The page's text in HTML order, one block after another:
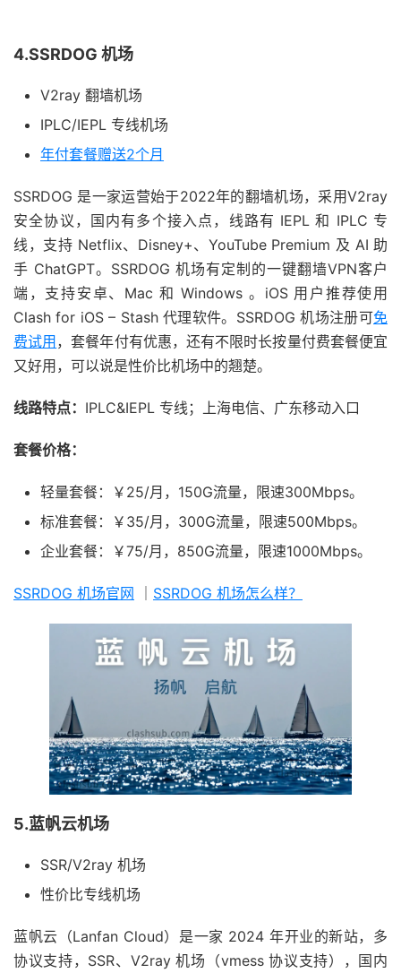
4.SSRDOG 机场
V2ray 翻墙机场
IPLC/IEPL 专线机场
年付套餐赠送2个月
SSRDOG 是一家运营始于2022年的翻墙机场，采用V2ray
安全协议，国内有多个接入点，线路有 IEPL 和 IPLC 专
线，支持 Netflix、Disney+、YouTube Premium 及 AI 助
手 ChatGPT。SSRDOG 机场有定制的一键翻墙VPN客户
端，支持安卓、Mac 和 Windows 。iOS 用户推荐使用
Clash for iOS – Stash 代理软件。SSRDOG 机场注册可免
费试用 ，套餐年付有优惠，还有不限时长按量付费套餐便宜
又好用，可以说是性价比机场中的翘楚。
线路特点： IPLC&IEPL 专线；上海电信、广东移动入口
套餐价格：
轻量套餐：￥25/月，150G流量，限速300Mbps。
标准套餐：￥35/月，300G流量，限速500Mbps。
企业套餐：￥75/月，850G流量，限速1000Mbps。
SSRDOG 机场官网 SSRDOG 机场怎么样？
5.蓝帆云机场
SSR/V2ray 机场
性价比专线机场
蓝帆云（Lanfan Cloud）是一家 2024 年开业的新站，多
协议支持，SSR、V2ray 机场（vmess 协议支持），国内